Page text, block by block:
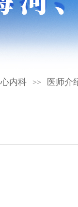
心内科 >> 医师介